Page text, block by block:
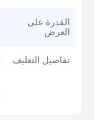
القدرة على
العرض
تفاصيل التغليف